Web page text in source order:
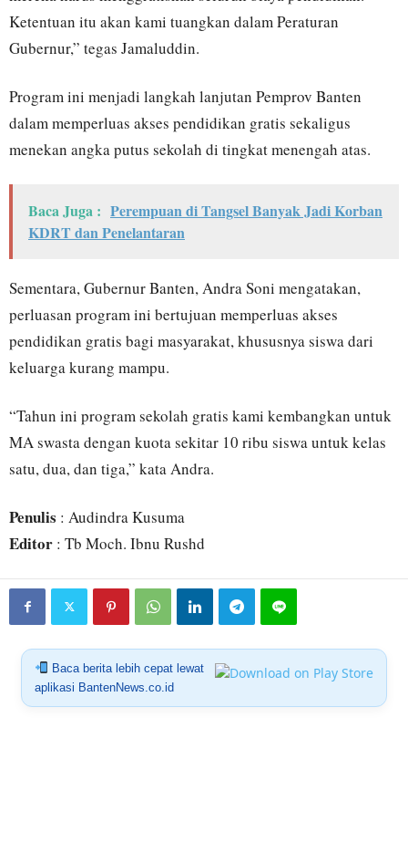
Ketentuan itu akan kami tuangkan dalam Peraturan
Gubernur,” tegas Jamaluddin.
Program ini menjadi langkah lanjutan Pemprov Banten
dalam memperluas akses pendidikan gratis sekaligus
menekan angka putus sekolah di tingkat menengah atas.
Baca Juga : Perempuan di Tangsel Banyak Jadi Korban
KDRT dan Penelantaran
Sementara, Gubernur Banten, Andra Soni mengatakan,
perluasan program ini bertujuan memperluas akses
pendidikan gratis bagi masyarakat, khususnya siswa dari
keluarga kurang mampu.
“Tahun ini program sekolah gratis kami kembangkan untuk
MA swasta dengan kuota sekitar 10 ribu siswa untuk kelas
satu, dua, dan tiga,” kata Andra.
Penulis : Audindra Kusuma
Editor : Tb Moch. Ibnu Rushd
Baca berita lebih cepat lewat
aplikasi BantenNews.co.id